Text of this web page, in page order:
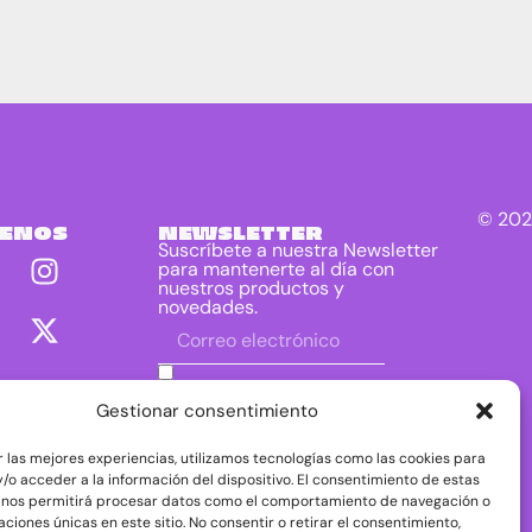
Gestionar consentimiento
las mejores experiencias, utilizamos tecnologías como las cookies para
o acceder a la información del dispositivo. El consentimiento de estas
permitirá procesar datos como el comportamiento de navegación o
únicas en este sitio. No consentir o retirar el consentimiento,
NEWSLETTER
Suscríbete a nuestra Newsletter
para mantenerte al día con
nuestros productos y
novedades.
contenidas en la política de privacidad
sobre el tratamiento de mis datos para
DIRAC DIST, S.L. como responsable del
tratamiento tratará tus datos con la finalidad de
dar respuesta a tu consulta o petición. Puedes
acceder, rectificar y suprimir tus datos, así como
©